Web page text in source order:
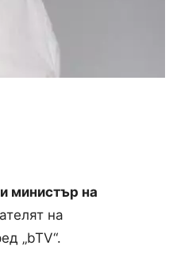
министър на
на
„bTV“.